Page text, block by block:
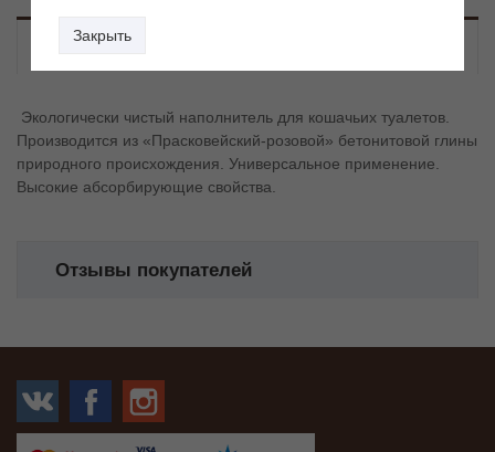
Закрыть
Описание
Экологически чистый наполнитель для кошачьих туалетов.
Производится из «Прасковейский-розовой» бетонитовой глины
природного происхождения. Универсальное применение.
Высокие абсорбирующие свойства.
Отзывы покупателей